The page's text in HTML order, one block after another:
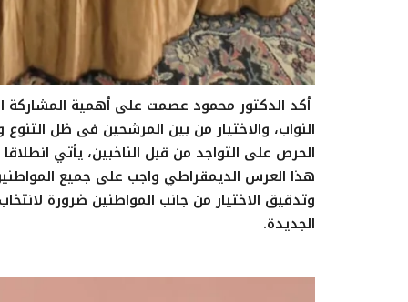
أكد الدكتور محمود عصمت على أهمية المشاركة
النواب، والاختيار من بين المرشحين فى ظل
الحرص على التواجد من قبل الناخبين، يأتي
هذا العرس الديمقراطي واجب على جميع
وتدقيق الاختيار من جانب المواطنين ضرورة
الجديدة.